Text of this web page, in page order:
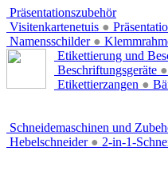
Präsentationszubehör
Visitenkartenetuis ●
Namensschilder ●
Etikettierung und
Beschriftungsgeräte ●
Etikettierzangen ●
Schneidemaschinen und
Hebelschneider ● 2-in-1-